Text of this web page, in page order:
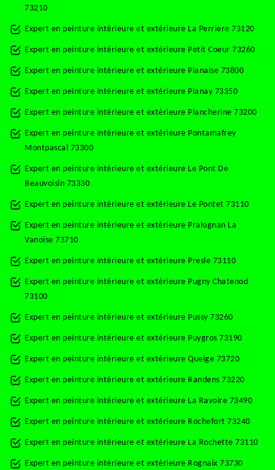
73210
Expert en peinture intérieure et extérieure La Perriere 73120
Expert en peinture intérieure et extérieure Petit Coeur 73260
Expert en peinture intérieure et extérieure Planaise 73800
Expert en peinture intérieure et extérieure Planay 73350
Expert en peinture intérieure et extérieure Plancherine 73200
Expert en peinture intérieure et extérieure Pontamafrey
Montpascal 73300
Expert en peinture intérieure et extérieure Le Pont De
Beauvoisin 73330
Expert en peinture intérieure et extérieure Le Pontet 73110
Expert en peinture intérieure et extérieure Pralognan La
Vanoise 73710
Expert en peinture intérieure et extérieure Presle 73110
Expert en peinture intérieure et extérieure Pugny Chatenod
73100
Expert en peinture intérieure et extérieure Pussy 73260
Expert en peinture intérieure et extérieure Puygros 73190
Expert en peinture intérieure et extérieure Queige 73720
Expert en peinture intérieure et extérieure Randens 73220
Expert en peinture intérieure et extérieure La Ravoire 73490
Expert en peinture intérieure et extérieure Rochefort 73240
Expert en peinture intérieure et extérieure La Rochette 73110
Expert en peinture intérieure et extérieure Rognaix 73730